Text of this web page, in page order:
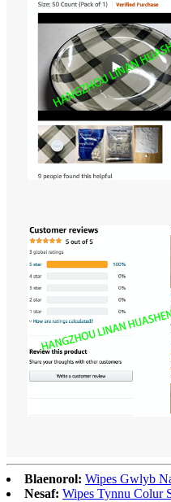
Blaenorol: Wipes Gwlyb
Nesaf: Wipes Tynnu Colur